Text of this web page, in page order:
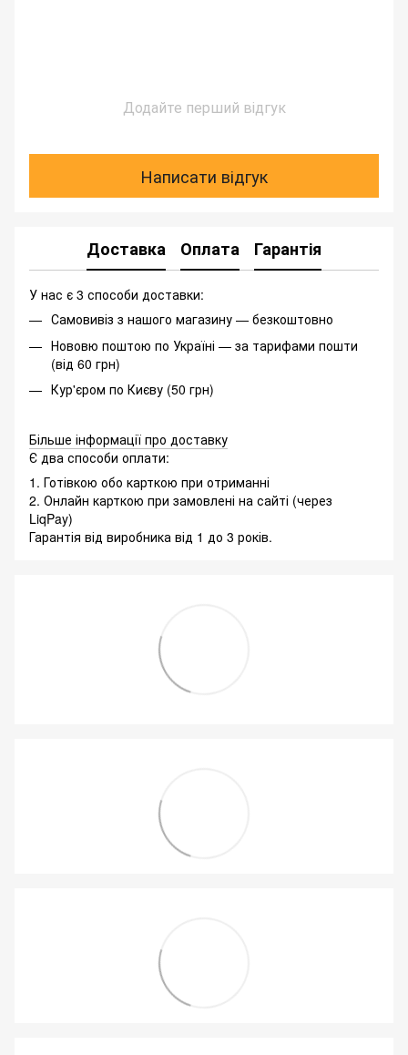
Додайте перший відгук
Написати відгук
Доставка Оплата Гарантія
У нас є 3 способи доставки:
Самовивіз з нашого магазину — безкоштовно
Нововю поштою по Україні — за тарифами пошти
(від 60 грн)
Кур'єром по Києву (50 грн)
Більше інформації про доставку
Є два способи оплати:
1. Готівкою обо карткою при отриманні
2. Онлайн карткою при замовлені на сайті (через
LiqPay)
Гарантія від виробника від 1 до 3 років.